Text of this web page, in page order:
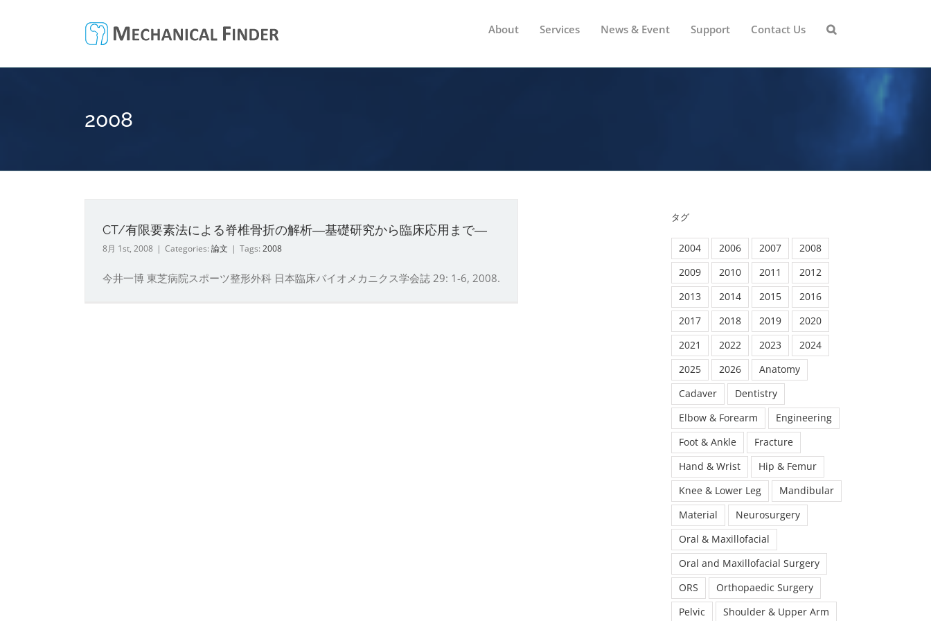
About Services News & Event Support Contact Us
2008
CT/有限要素法による脊椎骨折の解析―基礎研究から臨床応用まで―
8月 1st, 2008 | Categories: 論文 | Tags: 2008
今井一博 東芝病院スポーツ整形外科 日本臨床バイオメカニクス学会誌 29: 1-6, 2008.
タグ
2004 2006 2007
2008
2009
2010 2011
2012
2013
2014 2015
2016
2017
2018 2019
2020
2021
2022 2023
2024
2025
2026
Anatomy
Cadaver
Dentistry
Elbow & Forearm
Engineering
Foot & Ankle
Fracture
Hand & Wrist
Hip & Femur
Knee & Lower Leg
Mandibular
Material
Neurosurgery
Oral & Maxillofacial
Oral and Maxillofacial Surgery
ORS
Orthopaedic Surgery
Pelvic
Shoulder & Upper Arm